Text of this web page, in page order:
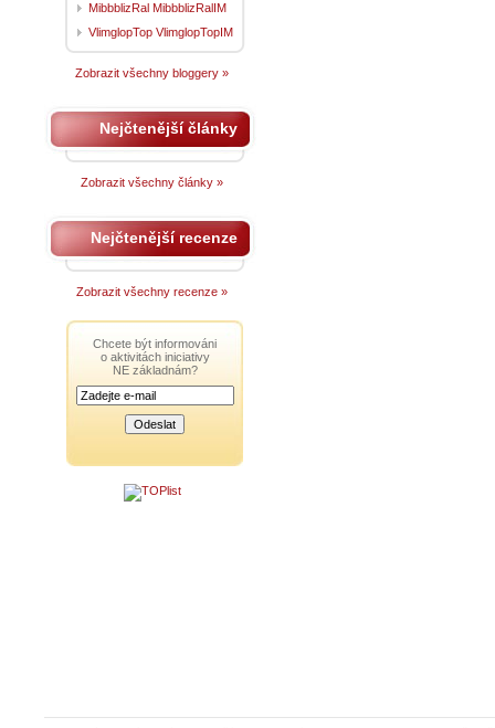
MibbblizRal MibbblizRalIM
VlimglopTop VlimglopTopIM
Zobrazit všechny bloggery »
Nejčtenější články
Zobrazit všechny články »
Nejčtenější recenze
Zobrazit všechny recenze »
Chcete být informováni
o aktivitách iniciativy
NE základnám?